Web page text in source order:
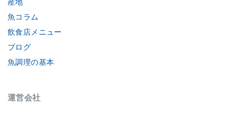
産地
魚コラム
飲食店メニュー
ブログ
魚調理の基本
運営会社